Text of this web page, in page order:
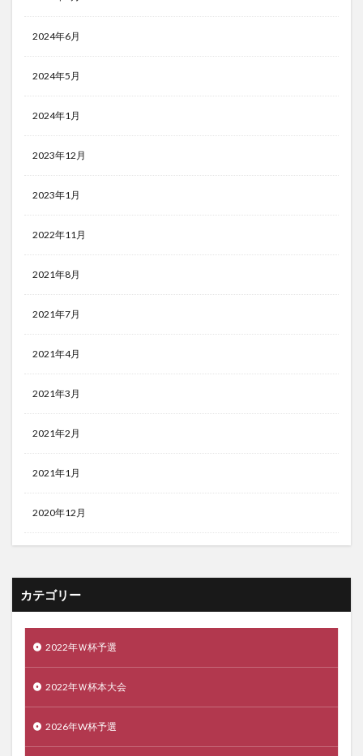
2024年6月
2024年5月
2024年1月
2023年12月
2023年1月
2022年11月
2021年8月
2021年7月
2021年4月
2021年3月
2021年2月
2021年1月
2020年12月
カテゴリー
2022年Ｗ杯予選
2022年Ｗ杯本大会
2026年W杯予選